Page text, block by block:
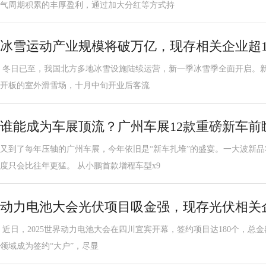
气周期积累的丰厚盈利，通过加大分红等方式持
冰雪运动产业规模将破万亿，现存相关企业超
冬日已至，我国北方多地冰雪设施陆续运营，新一季冰雪季全面开启。
开板的室外滑雪场，十月中旬开业后客流
谁能成为车展顶流？广州车展12款重磅新车前
又到了每年压轴的广州车展，今年依旧是“新车扎堆”的盛宴。一大波新
度只会比往年更猛。 从小鹏首款增程车型x9
动力电池大会光伏项目吸金强，现存光伏相关
近日，2025世界动力电池大会在四川宜宾开幕，签约项目达180个，总
领域成为签约“大户”，尽显